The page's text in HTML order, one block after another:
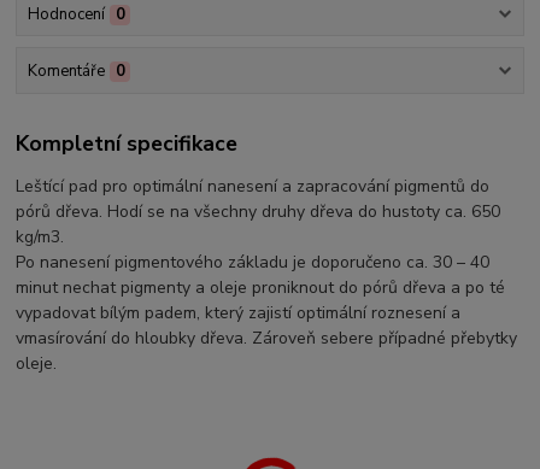
Hodnocení 0
Komentáře 0
Kompletní specifikace
Leštící pad pro optimální nanesení a zapracování pigmentů do
pórů dřeva. Hodí se na všechny druhy dřeva do hustoty ca. 650
kg/m3.
Po nanesení pigmentového základu je doporučeno ca. 30 – 40
minut nechat pigmenty a oleje proniknout do pórů dřeva a po té
vypadovat bílým padem, který zajistí optimální roznesení a
vmasírování do hloubky dřeva. Zároveň sebere případné přebytky
oleje.